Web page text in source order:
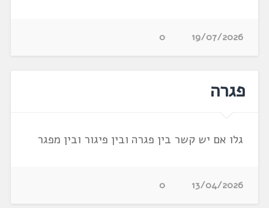
19/07/2026
0
פגרה
גלו אם יש קשר בין פגרה ובין פיגור ובין מפגר
13/04/2026
0